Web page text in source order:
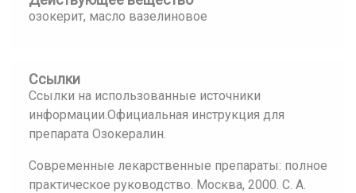
озокерит, масло вазелиновое
Ссылки
Ссылки на использованные источники
информации.Официальная инструкция для
препарата Озокералин.
Современные лекарственные препараты: полное
практическое руководство. Москва, 2000. С. А.